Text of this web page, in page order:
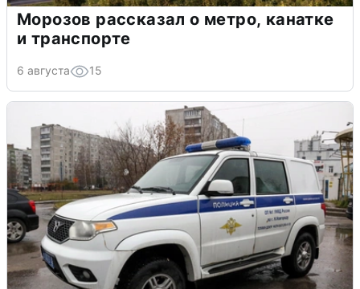
Морозов рассказал о метро, канатке
и транспорте
6 августа 15